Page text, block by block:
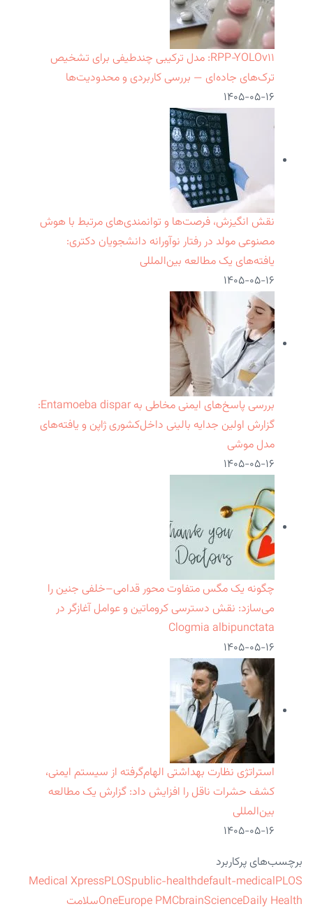
RPP‑YOLOv۱۱: مدل ترکیبی چندطیفی برای تشخیص
ترک‌های جاده‌ای — بررسی کاربردی و محدودیت‌ها
۱۴۰۵-۰۵-۱۶
نقش انگیزش، فرصت‌ها و توانمندی‌های مرتبط با هوش
مصنوعی مولد در رفتار نوآورانه دانشجویان دکتری:
یافته‌های یک مطالعه بین‌المللی
۱۴۰۵-۰۵-۱۶
بررسی پاسخ‌های ایمنی مخاطی به Entamoeba dispar:
گزارش اولین جدایه بالینی داخل‌کشوری ژاپن و یافته‌های
مدل موشی
۱۴۰۵-۰۵-۱۶
چگونه یک مگس متفاوت محور قدامی–خلفی جنین را
می‌سازد: نقش دسترسی کروماتین و عوامل آغازگر در
Clogmia albipunctata
۱۴۰۵-۰۵-۱۶
استراتژی نظارت بهداشتی الهام‌گرفته از سیستم ایمنی،
کشف حشرات ناقل را افزایش داد: گزارش یک مطالعه
بین‌المللی
۱۴۰۵-۰۵-۱۶
برچسب‌های پرکاربرد
Medical XpressPLOSpublic-healthdefault-medicalPLOS
OneEurope PMCbrainScienceDaily Health
سلامت